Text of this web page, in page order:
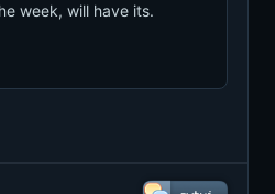
week, will have its.